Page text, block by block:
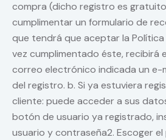
compra (dicho registro es
cumplimentar un formulario de
que tendrá que aceptar la Política
vez cumplimentado éste, recibirá
correo electrónico indicada un e-
del registro. b. Si ya estuviera
cliente: puede acceder a sus
botón de usuario ya registrado,
usuario y contraseña2. Escoger